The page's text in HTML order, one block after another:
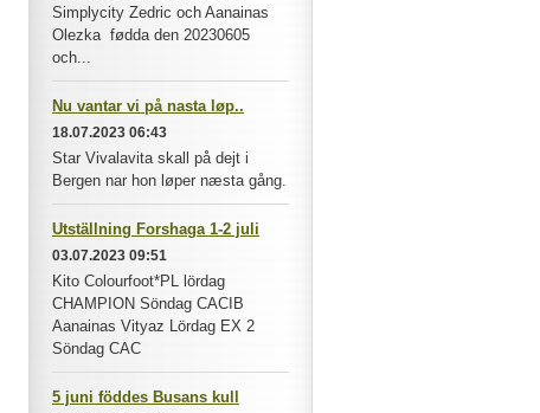
Simplycity Zedric och Aanainas
Olezka fødda den 20230605
och...
Nu vantar vi på nasta løp..
18.07.2023 06:43
Star Vivalavita skall på dejt i
Bergen nar hon løper næsta gång.
Utställning Forshaga 1-2 juli
03.07.2023 09:51
Kito Colourfoot*PL lördag
CHAMPION Söndag CACIB
Aanainas Vityaz Lördag EX 2
Söndag CAC
5 juni föddes Busans kull